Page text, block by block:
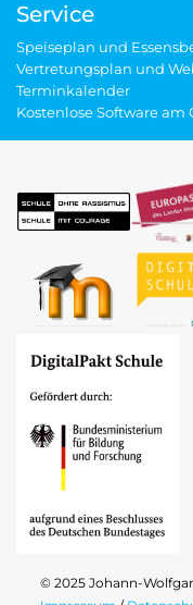
Service
Speiseplan und
Vertretungsplan und
Terminkalender
Kostenlose Software am
© 2025 Johann-